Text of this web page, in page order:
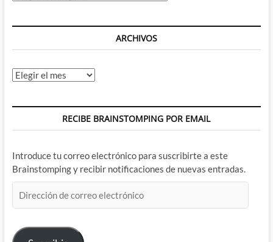
ARCHIVOS
Archivos
RECIBE BRAINSTOMPING POR EMAIL
Introduce tu correo electrónico para suscribirte a este
Brainstomping y recibir notificaciones de nuevas entradas.
de
electrónico